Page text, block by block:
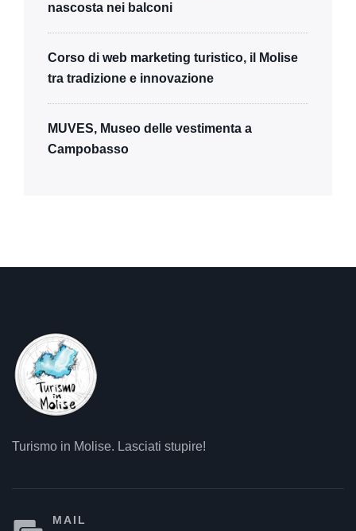
nascosta nei balconi
Corso di web marketing turistico, il Molise
tra tradizione e innovazione
MUVES, Museo delle vestimenta a
Campobasso
Turismo in Molise. Lasciati stupire!
MAIL